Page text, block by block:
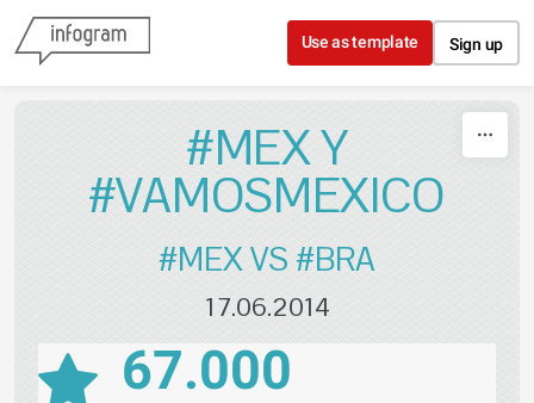
Skip to content
Use as template Sign up
#MEX Y
#VAMOSMEXICO
#MEX VS #BRA
17.06.2014
67.000